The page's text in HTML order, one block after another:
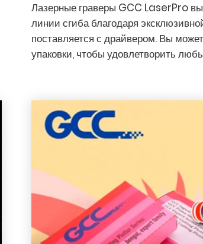
Лазерные граверы GCC LaserPro
линии сгиба благодаря
поставляется с драйвером. Вы
упаковки, чтобы удовлетворить